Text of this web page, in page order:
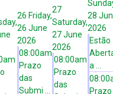
26 Friday,
26 June
2026
08:00am
Prazo
das
Submi ...
27
Saturday,
27 June
2026
08:00am
Prazo
das
28
2026
Estão
a ...
Prazo